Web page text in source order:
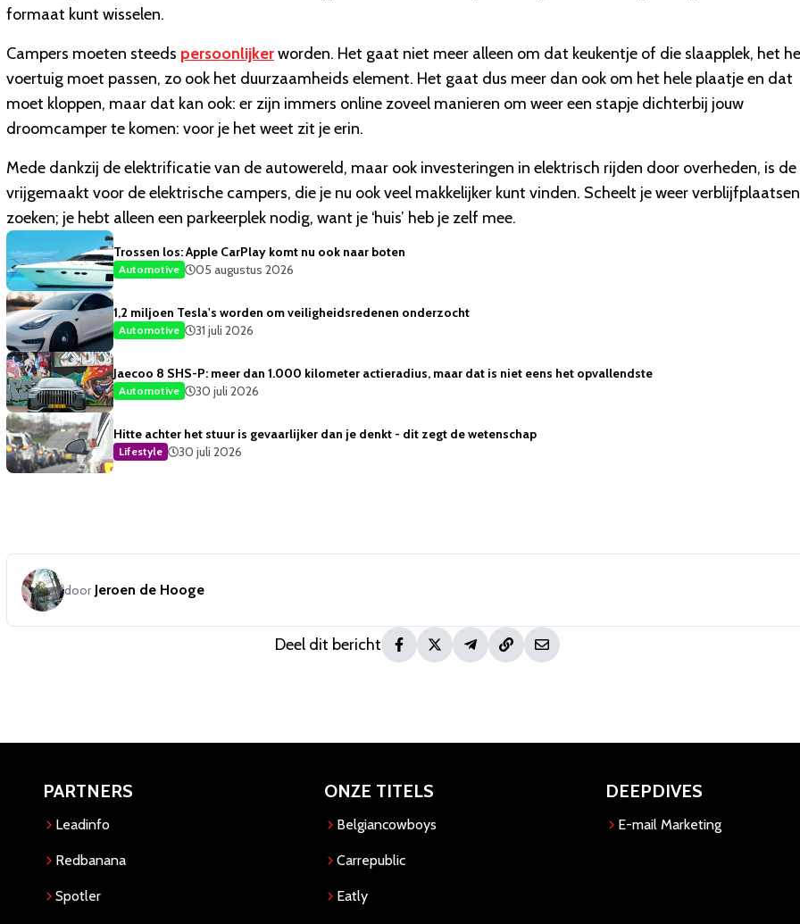
formaat kunt wisselen.
Campers moeten steeds persoonlijkerworden. Het gaat niet meer alleen om dat keukentje of die slaapplek, het
voertuig moet passen, zo ook het duurzaamheids element. Het gaat dus meer dan ook om het hele plaatje en dat
moet kloppen, maar dat kan ook: er zijn immers online zoveel manieren om weer een stapje dichterbij jouw
droomcamper te komen: voor je het weet zit je erin.
Mede dankzij de elektrificatie van de autowereld, maar ook investeringen in elektrisch rijden door overheden, is de
vrijgemaakt voor de elektrische campers, die je nu ook veel makkelijker kunt vinden. Scheelt je weer verblijfplaatsen
zoeken; je hebt alleen een parkeerplek nodig, want je ‘huis’ heb je zelf mee.
Trossen los: Apple CarPlay komt nu ook naar boten
Automotive 05 augustus 2026
1,2 miljoen Tesla's worden om veiligheidsredenen onderzocht
Automotive 31 juli 2026
Jaecoo 8 SHS-P: meer dan 1.000 kilometer actieradius, maar dat is niet eens het opvallendste
Automotive 30 juli 2026
Hitte achter het stuur is gevaarlijker dan je denkt - dit zegt de wetenschap
Lifestyle 30 juli 2026
door Jeroen de Hooge
Deel dit bericht
PARTNERS
Leadinfo
Redbanana
Spotler
ONZE TITELS
Belgiancowboys
Carrepublic
Eatly
DEEPDIVES
E-mail Marketing